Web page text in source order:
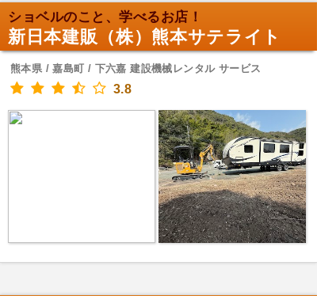
ショベルのこと、学べるお店！
新日本建販（株）熊本サテライト
熊本県 / 嘉島町 / 下六嘉 建設機械レンタル サービス
3.8